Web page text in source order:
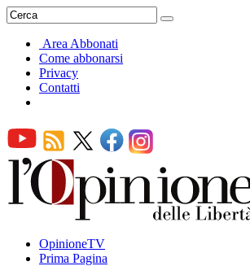
Area Abbonati
Come abbonarsi
Privacy
Contatti
OpinioneTV
Prima Pagina